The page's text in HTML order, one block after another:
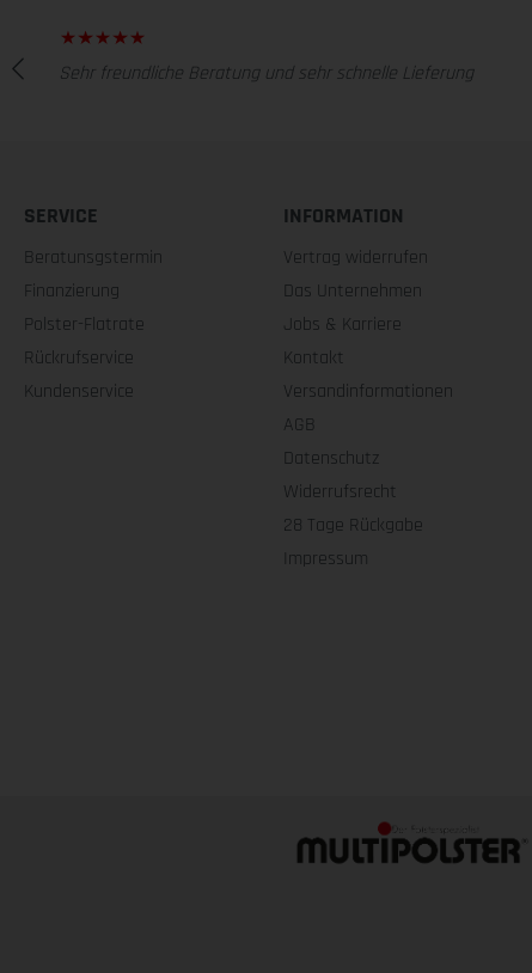
Sehr freundliche Beratung und sehr schnelle Lieferung
SERVICE
Beratunsgstermin
Finanzierung
Polster-Flatrate
Rückrufservice
Kundenservice
INFORMATION
Vertrag widerrufen
Das Unternehmen
Jobs & Karriere
Kontakt
Versandinformationen
AGB
Datenschutz
Widerrufsrecht
28 Tage Rückgabe
Impressum